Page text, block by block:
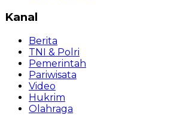
Kanal
Berita
TNI & Polri
Pemerintah
Pariwisata
Video
Hukrim
Olahraga